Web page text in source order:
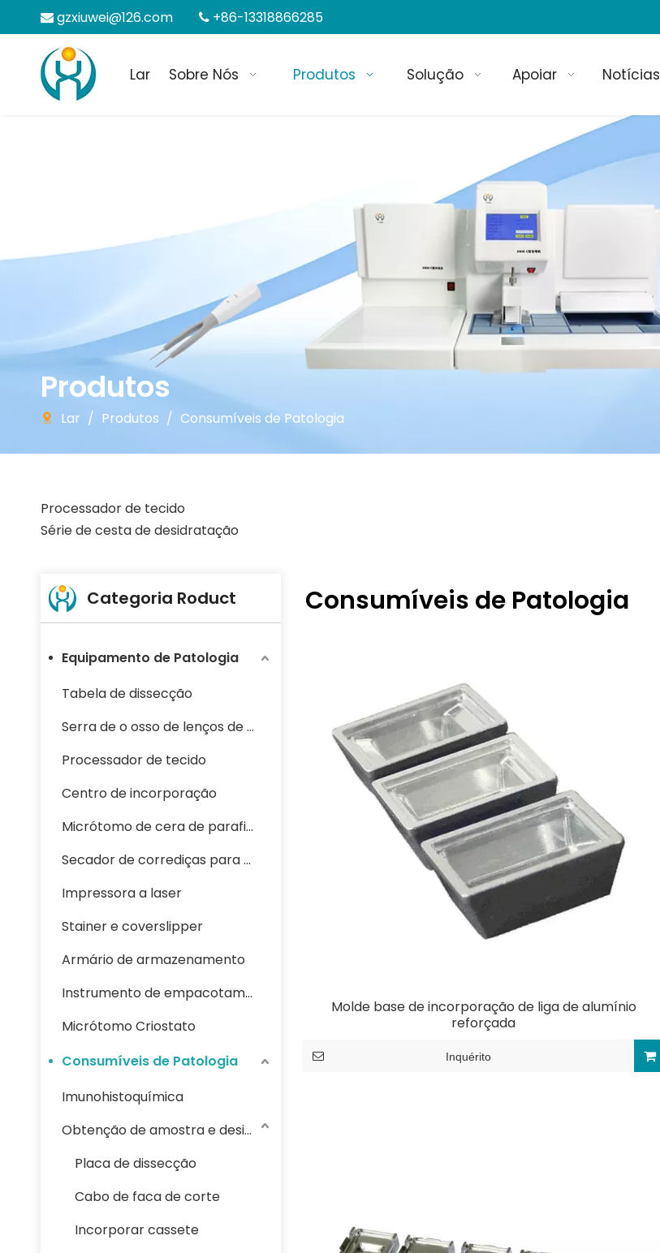
 gzxiuwei@126.com  +86-13318866285
Lar Sobre Nós Produtos Solução Apoiar Notícias
Produtos
Lar / Produtos / Consumíveis de Patologia
Processador de tecido
Série de cesta de desidratação
Categoria Roduct
Equipamento de Patologia
Tabela de dissecção
Serra de o osso de lenços de papel
Processador de tecido
Centro de incorporação
Micrótomo de cera de parafina
Secador de corrediças para banho-maria
Impressora a laser
Stainer e coverslipper
Armário de armazenamento
Instrumento de empacotamento criogênico
Micrótomo Criostato
Consumíveis de Patologia
Imunohistoquímica
Obtenção de amostra e desidratação
Placa de dissecção
Cabo de faca de corte
Incorporar cassete
Consumíveis de Patologia
Molde base de incorporação de liga de alumínio
reforçada
Inquérito